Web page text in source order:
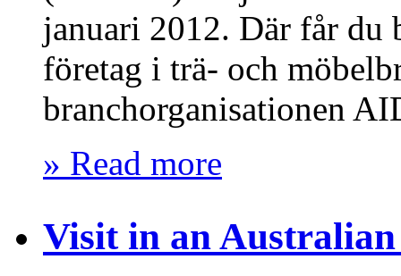
januari 2012. Där får du
företag i trä- och
branchorganisationen
» Read more
Visit in an